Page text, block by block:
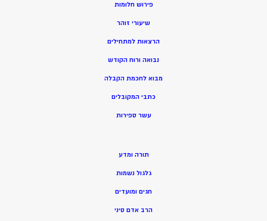
פירוש חלומות
שיעורי זוהר
הרצאות למתחילים
נבואה ורוח הקודש
מבוא לחכמת הקבלה
כתבי המקובלים
עשר ספירות
תורה ומדע
גלגול נשמות
חגים ומועדים
הרב אדם סיני